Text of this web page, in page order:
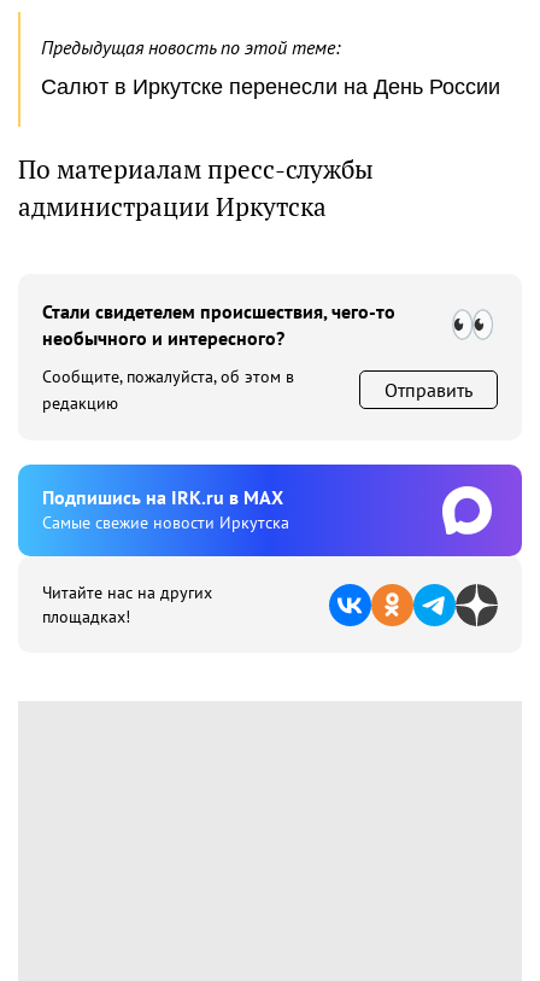
Предыдущая новость по этой теме:
Салют в Иркутске перенесли на День России
По материалам пресс-службы
администрации Иркутска
Стали свидетелем происшествия, чего-то
необычного и интересного?
Сообщите, пожалуйста, об этом в
редакцию
Отправить
Подпишиcь на IRK.ru в MAX
Cамые свежие новости Иркутска
Читайте нас на других
площадках!